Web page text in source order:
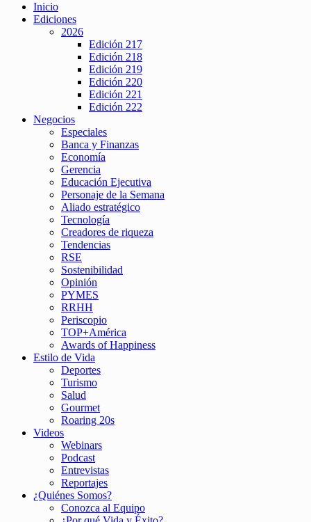
Inicio
Ediciones
2026
Edición 217
Edición 218
Edición 219
Edición 220
Edición 221
Edición 222
Negocios
Especiales
Banca y Finanzas
Economía
Gerencia
Educación Ejecutiva
Personaje de la Semana
Aliado estratégico
Tecnología
Creadores de riqueza
Tendencias
RSE
Sostenibilidad
Opinión
PYMES
RRHH
Periscopio
TOP+América
Awards of Happiness
Estilo de Vida
Deportes
Turismo
Salud
Gourmet
Roaring 20s
Videos
Webinars
Podcast
Entrevistas
Reportajes
¿Quiénes Somos?
Conozca al Equipo